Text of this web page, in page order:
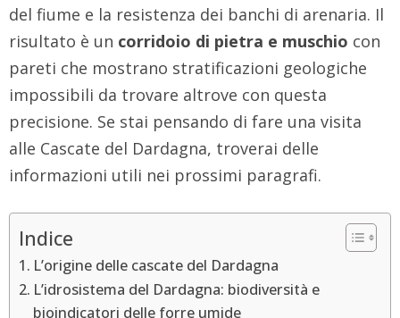
del fiume e la resistenza dei banchi di arenaria. Il
risultato è un corridoio di pietra e muschio con
pareti che mostrano stratificazioni geologiche
impossibili da trovare altrove con questa
precisione. Se stai pensando di fare una visita
alle Cascate del Dardagna, troverai delle
informazioni utili nei prossimi paragrafi.
Indice
L’origine delle cascate del Dardagna
L’idrosistema del Dardagna: biodiversità e
bioindicatori delle forre umide